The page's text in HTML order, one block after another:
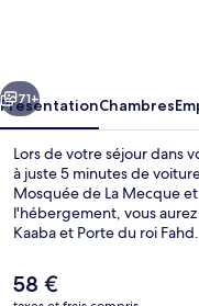
Suivant
71+
PrésentationChambres
Lors de votre séjour dans
à juste 5 minutes de
Mosquée de La Mecque
l'hébergement, vous
Kaaba et Porte du roi
Le
prix
58 €